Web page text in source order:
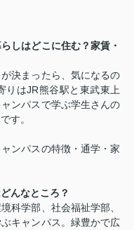
しはどこに住む？家賃・
決まったら、気になるの
りはJR熊谷駅と東武東上
ンパスで学ぶ学生さんの
す。
ンパスの特徴・通学・家
んなところ？
科学部、社会福祉学部、
キャンパス。緑豊かで広